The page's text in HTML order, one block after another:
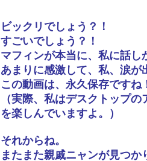
ビックリでしょう？！
すごいでしょう？！
マフィンが本当に、私に話
あまりに感激して、私、涙が
この動画は、永久保存ですね
（実際、私はデスクトップ
を楽しんでいますよ。）
それからね。
またまた親戚ニャンが見つか